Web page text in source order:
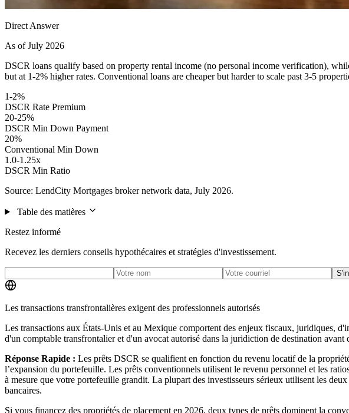
Direct Answer
As of July 2026
DSCR loans qualify based on property rental income (no personal income verification),
but at 1-2% higher rates. Conventional loans are cheaper but harder to scale past 3-5
1-2%
DSCR Rate Premium
20-25%
DSCR Min Down Payment
20%
Conventional Min Down
1.0-1.25x
DSCR Min Ratio
Source: LendCity Mortgages broker network data, July 2026.
Table des matières
Restez informé
Recevez les derniers conseils hypothécaires et stratégies d'investissement.
Les transactions transfrontalières exigent des professionnels autorisés
Les transactions aux États-Unis et au Mexique comportent des enjeux fiscaux, juridiques,
d'un comptable transfrontalier et d'un avocat autorisé dans la juridiction de destination avant
Réponse Rapide : Les prêts DSCR se qualifient en fonction du revenu locatif de la
l’expansion du portefeuille. Les prêts conventionnels utilisent le revenu personnel et les
à mesure que votre portefeuille grandit. La plupart des investisseurs sérieux utilisent les
bancaires.
Si vous financez des propriétés de placement en 2026, deux types de prêts dominent la